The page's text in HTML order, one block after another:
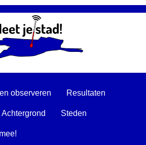
observeren Resultaten
Achtergrond Steden